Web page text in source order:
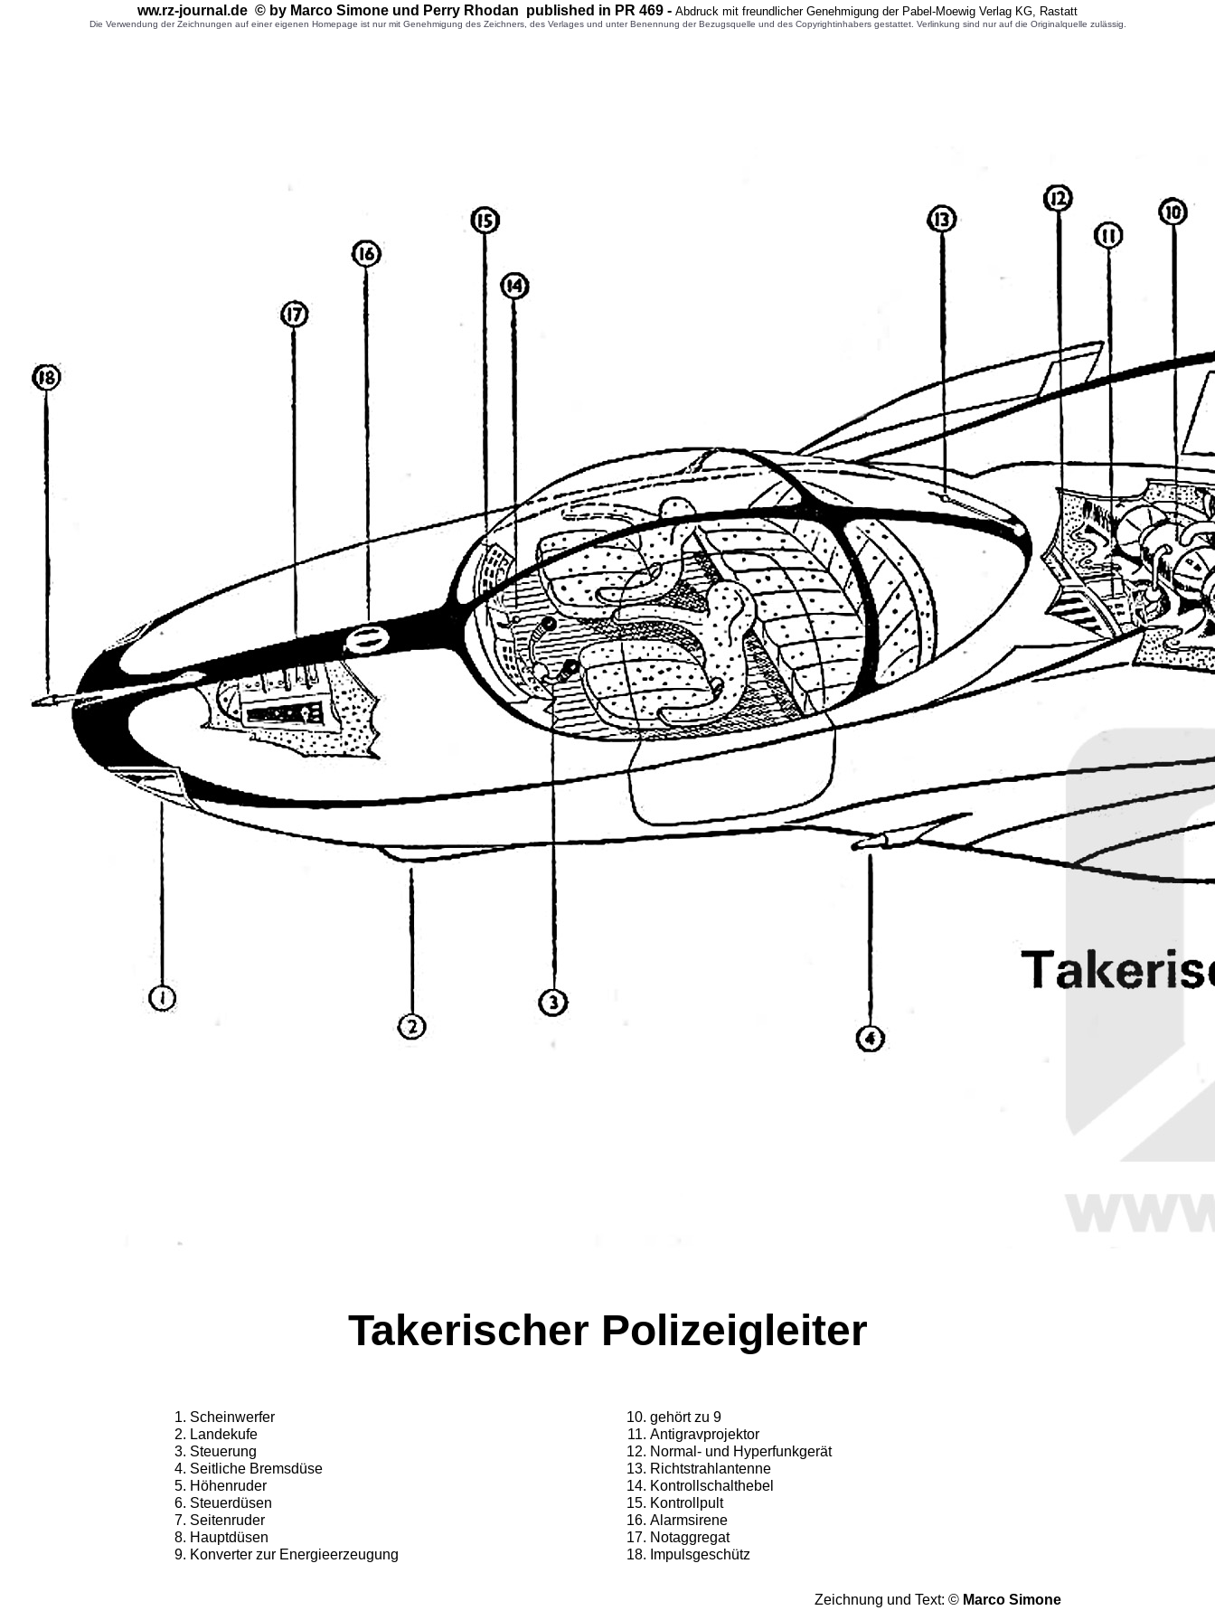
ww.rz-journal.de © by Marco Simone und Perry Rhodan published in PR 469 - Abdruck mit freundlicher Genehmigung der Pabel-Moewig Verlag KG, Rastatt
Die Verwendung der Zeichnungen auf einer eigenen Homepage ist nur mit Genehmigung des Zeichners, des Verlages und unter Benennung der Bezugsquelle und des Copyrightinhabers gestattet. Verlinkung sind nur auf die Originalquelle zulässig.
Takerischer Polizeigleiter
Scheinwerfer
Landekufe
Steuerung
Seitliche Bremsdüse
Höhenruder
Steuerdüsen
Seitenruder
Hauptdüsen
Konverter zur Energieerzeugung
gehört zu 9
Antigravprojektor
Normal- und Hyperfunkgerät
Richtstrahlantenne
Kontrollschalthebel
Kontrollpult
Alarmsirene
Notaggregat
Impulsgeschütz
Zeichnung und Text: © Marco Simone